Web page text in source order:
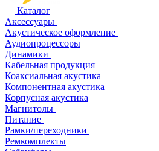
Каталог
Аксессуары
Акустическое оформление
Аудиопроцессоры
Динамики
Кабельная продукция
Коаксиальная акустика
Компонентная акустика
Корпусная акустика
Магнитолы
Питание
Рамки/переходники
Ремкомплекты